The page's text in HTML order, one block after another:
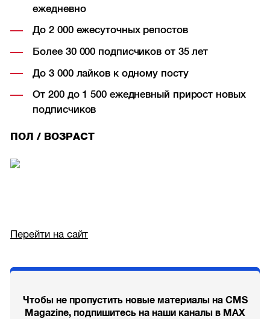
ежедневно
До 2 000 ежесуточных репостов
Более 30 000 подписчиков от 35 лет
До 3 000 лайков к одному посту
От 200 до 1 500 ежедневный прирост новых
подписчиков
ПОЛ / ВОЗРАСТ
Перейти на сайт
Чтобы не пропустить новые материалы на CMS
Magazine, подпишитесь на наши каналы в MAX